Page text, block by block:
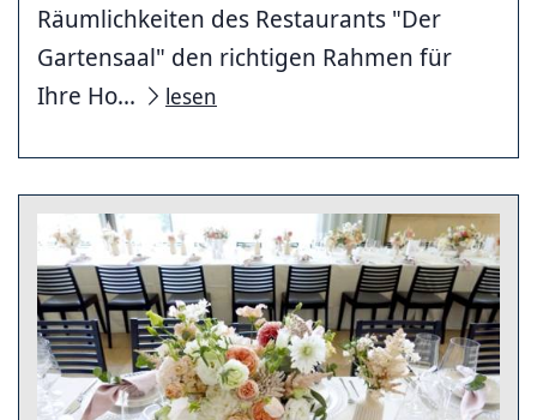
Räumlichkeiten des Restaurants "Der
Gartensaal" den richtigen Rahmen für
Ihre Ho...
lesen